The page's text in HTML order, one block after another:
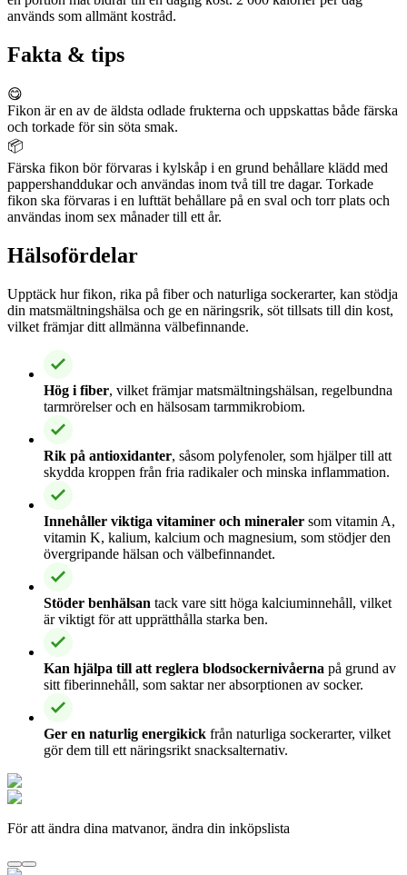
används som allmänt kostråd.
Fakta & tips
😋
Fikon är en av de äldsta odlade frukterna och uppskattas både färska
och torkade för sin söta smak.
📦
Färska fikon bör förvaras i kylskåp i en grund behållare klädd med
pappershanddukar och användas inom två till tre dagar. Torkade
fikon ska förvaras i en lufttät behållare på en sval och torr plats och
användas inom sex månader till ett år.
Hälsofördelar
Upptäck hur fikon, rika på fiber och naturliga sockerarter, kan stödja
din matsmältningshälsa och ge en näringsrik, söt tillsats till din kost,
vilket främjar ditt allmänna välbefinnande.
Hög i fiber, vilket främjar matsmältningshälsan, regelbundna
tarmrörelser och en hälsosam tarmmikrobiom.
Rik på antioxidanter, såsom polyfenoler, som hjälper till att
skydda kroppen från fria radikaler och minska inflammation.
Innehåller viktiga vitaminer och mineraler som vitamin A,
vitamin K, kalium, kalcium och magnesium, som stödjer den
övergripande hälsan och välbefinnandet.
Stöder benhälsan tack vare sitt höga kalciuminnehåll, vilket
är viktigt för att upprätthålla starka ben.
Kan hjälpa till att reglera blodsockernivåerna på grund av
sitt fiberinnehåll, som saktar ner absorptionen av socker.
Ger en naturlig energikick från naturliga sockerarter, vilket
gör dem till ett näringsrikt snacksalternativ.
För att ändra dina matvanor, ändra din inköpslista